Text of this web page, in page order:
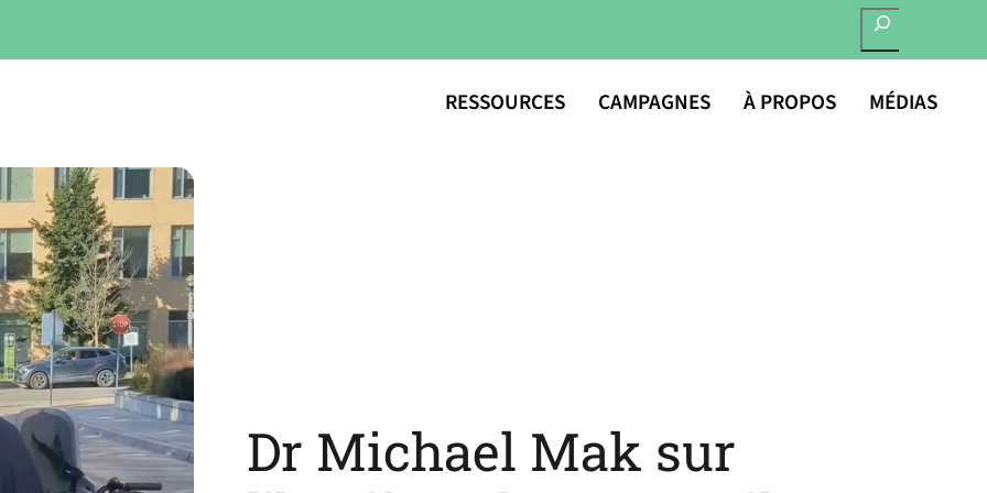
RECHERCHER
RESSOURCES CAMPAGNES À PROPOS MÉDIAS
Dr Michael Mak sur